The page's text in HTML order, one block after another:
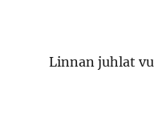
Linnan juhlat